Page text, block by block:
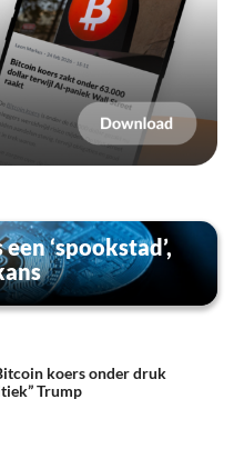
‘spookstad’,
koers onder druk
Trump